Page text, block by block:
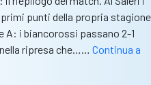
punti della propria stagione
A: i biancorossi passano 2-1
ripresa che…… Continua a